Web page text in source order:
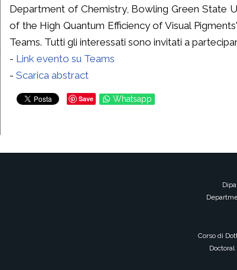
Department of Chemistry, Bowling Green State
of the High Quantum Efficiency of Visual
Teams. Tutti gli interessati sono invitati a
- Link evento su Teams
- Scarica abstract
Save Whatsapp
Corso di